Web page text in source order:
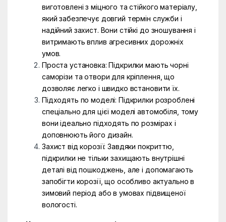
виготовлені з міцного та стійкого матеріалу,
який забезпечує довгий термін служби і
надійний захист. Вони стійкі до зношування і
витримають вплив агресивних дорожніх
умов.
Проста установка: Підкрилки мають чорні
саморізи та отвори для кріплення, що
дозволяє легко і швидко встановити їх.
Підходять по моделі: Підкрилки розроблені
спеціально для цієї моделі автомобіля, тому
вони ідеально підходять по розмірах і
доповнюють його дизайн.
Захист від корозії: Завдяки покриттю,
підкрилки не тільки захищають внутрішні
деталі від пошкоджень, але і допомагають
запобігти корозії, що особливо актуально в
зимовий період або в умовах підвищеної
вологості.